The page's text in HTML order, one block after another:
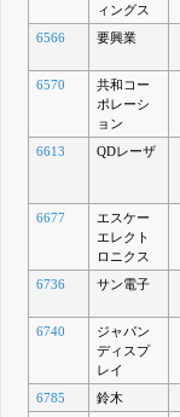
ィングス
6566 要興業
6570
共和コー
ポレーシ
ョン
6613 QDレーザ
6677
エスケー
エレクト
ロニクス
6736 サン電子
6740
ジャパン
ディスプ
レイ
6785 鈴木